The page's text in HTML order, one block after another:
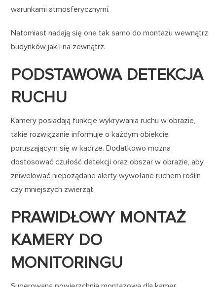
warunkami atmosferycznymi.
Natomiast nadają się one tak samo do montażu wewnątrz
budynków jak i na zewnątrz.
PODSTAWOWA DETEKCJA
RUCHU
Kamery posiadają funkcje wykrywania ruchu w obrazie,
takie rozwiązanie informuje o każdym obiekcie
poruszającym się w kadrze. Dodatkowo można
dostosować czułość detekcji oraz obszar w obrazie, aby
zniwelować niepożądane alerty wywołane ruchem roślin
czy mniejszych zwierząt.
PRAWIDŁOWY MONTAŻ
KAMERY DO
MONITORINGU